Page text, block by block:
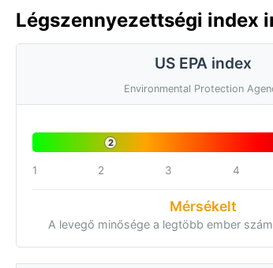
Légszennyezettségi index
US EPA index
Environmental Protection
2
1 2 3 4
Mérsékelt
A levegő minősége a legtöbb ember